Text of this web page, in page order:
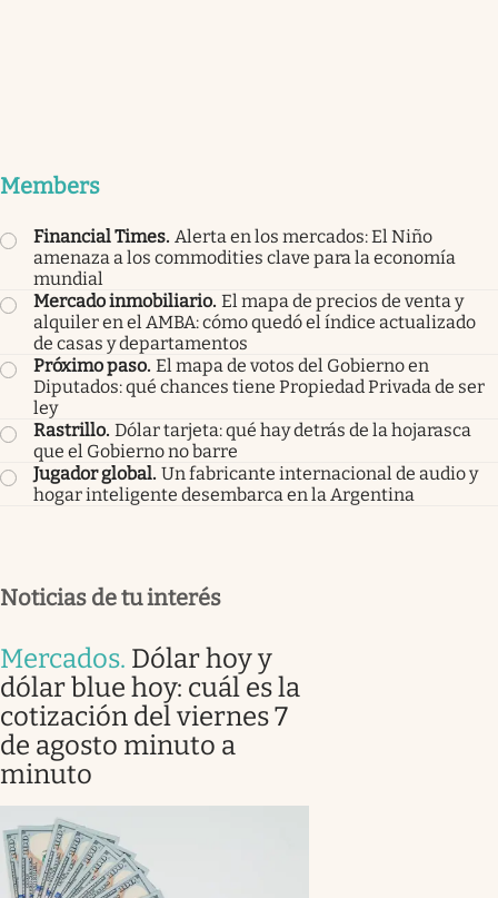
Members
Financial Times. Alerta en los mercados: El Niño
amenaza a los commodities clave para la economía
mundial
Mercado inmobiliario. El mapa de precios de venta y
alquiler en el AMBA: cómo quedó el índice actualizado
de casas y departamentos
Próximo paso. El mapa de votos del Gobierno en
Diputados: qué chances tiene Propiedad Privada de ser
ley
Rastrillo. Dólar tarjeta: qué hay detrás de la hojarasca
que el Gobierno no barre
Jugador global. Un fabricante internacional de audio y
hogar inteligente desembarca en la Argentina
Noticias de tu interés
Mercados. Dólar hoy y
dólar blue hoy: cuál es la
cotización del viernes 7
de agosto minuto a
minuto